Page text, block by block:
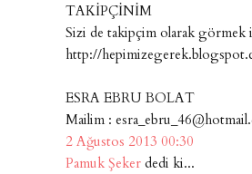
TAKİPÇİNİM
Sizi de takipçim olarak görmek
http://
ESRA EBRU BOLAT
Mailim :
2 Ağustos 2013 00:30
Pamuk Şekerdedi ki...